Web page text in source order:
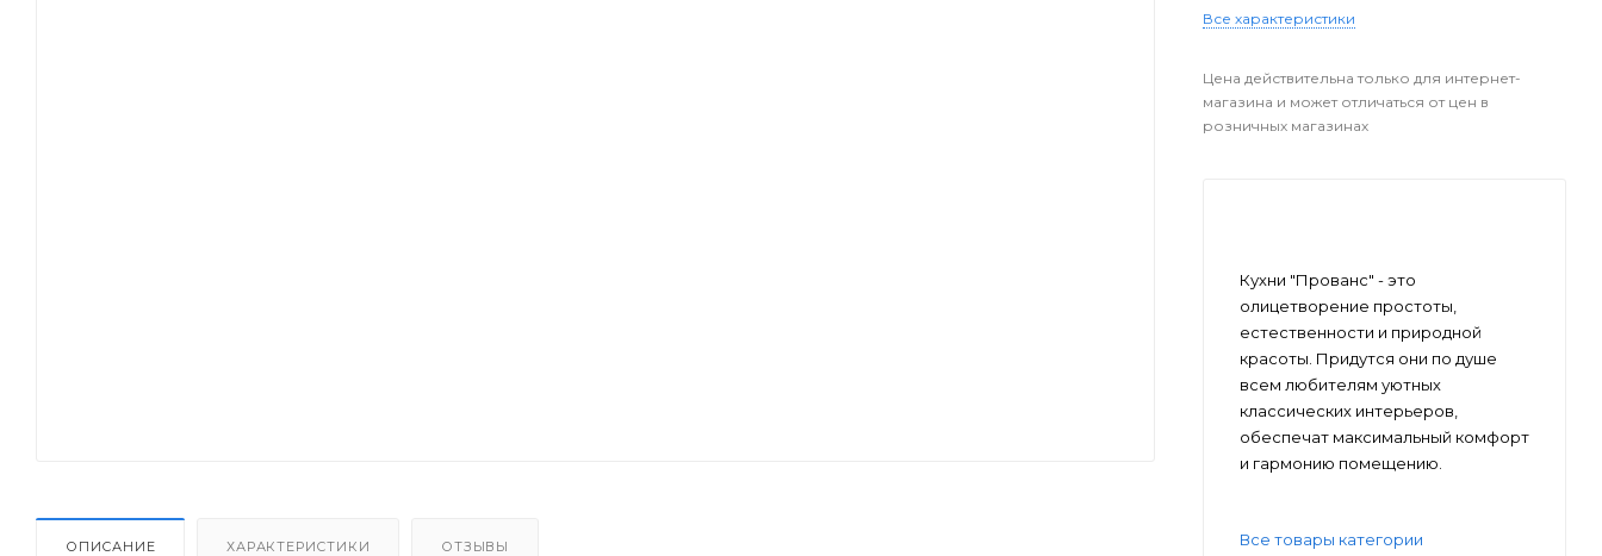
ОПИСАНИЕ ХАРАКТЕРИСТИКИ ОТЗЫВЫ
Все характеристики
Цена действительна только для интернет-
магазина и может отличаться от цен в
розничных магазинах
Кухни "Прованс" - это
олицетворение простоты,
естественности и природной
красоты. Придутся они по душе
всем любителям уютных
классических интерьеров,
обеспечат максимальный комфорт
и гармонию помещению.
Все товары категории